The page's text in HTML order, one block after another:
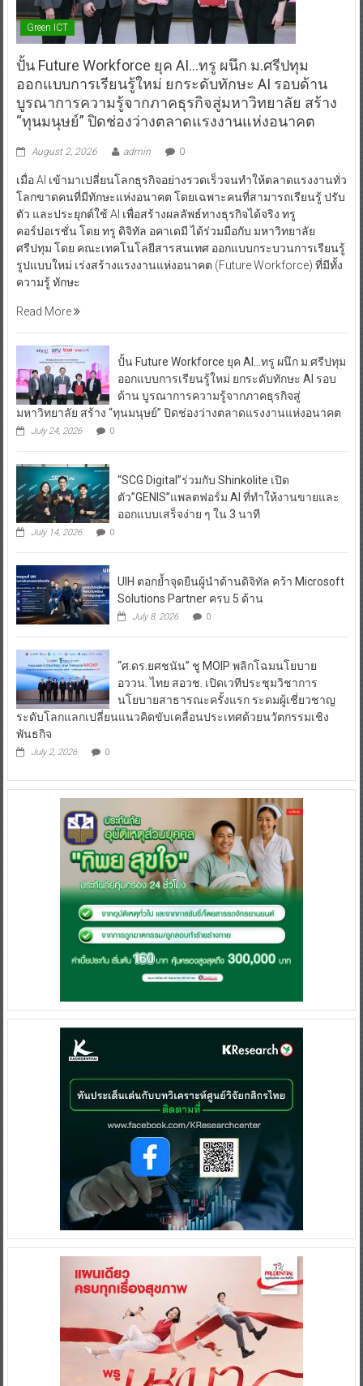
Green ICT
ปั้น Future Workforce ยุค AI…ทรู ผนึก ม.ศรีปทุม
ออกแบบการเรียนรู้ใหม่ ยกระดับทักษะ AI รอบด้าน
บูรณาการความรู้จากภาคธุรกิจสู่มหาวิทยาลัย สร้าง
“ทุนมนุษย์” ปิดช่องว่างตลาดแรงงานแห่งอนาคต
August 2, 2026 admin 0
เมื่อ AI เข้ามาเปลี่ยนโลกธุรกิจอย่างรวดเร็วจนทำให้ตลาดแรงงานทั่ว
โลกขาดคนที่มีทักษะแห่งอนาคต โดยเฉพาะคนที่สามารถเรียนรู้ ปรับ
ตัว และประยุกต์ใช้ AI เพื่อสร้างผลลัพธ์ทางธุรกิจได้จริง ทรู
คอร์ปอเรชั่น โดย ทรู ดิจิทัล อคาเดมี ได้ร่วมมือกับ มหาวิทยาลัย
ศรีปทุม โดย คณะเทคโนโลยีสารสนเทศ ออกแบบกระบวนการเรียนรู้
รูปแบบใหม่ เร่งสร้างแรงงานแห่งอนาคต (Future Workforce) ที่มีทั้ง
ความรู้ ทักษะ
Read More
ปั้น Future Workforce ยุค AI…ทรู ผนึก ม.ศรีปทุม
ออกแบบการเรียนรู้ใหม่ ยกระดับทักษะ AI รอบ
ด้าน บูรณาการความรู้จากภาคธุรกิจสู่
มหาวิทยาลัย สร้าง “ทุนมนุษย์” ปิดช่องว่างตลาดแรงงานแห่งอนาคต
July 24, 2026 0
“SCG Digital”ร่วมกับ Shinkolite เปิด
ตัว”GENIS”แพลตฟอร์ม AI ที่ทำให้งานขายและ
ออกแบบเสร็จง่าย ๆ ใน 3 นาที
July 14, 2026 0
UIH ตอกย้ำจุดยืนผู้นำด้านดิจิทัล คว้า Microsoft
Solutions Partner ครบ 5 ด้าน
July 8, 2026 0
“ศ.ดร.ยศชนัน” ชู MOIP พลิกโฉมนโยบาย
อววน. ไทย สอวช. เปิดเวทีประชุมวิชาการ
นโยบายสาธารณะครั้งแรก ระดมผู้เชี่ยวชาญ
ระดับโลกแลกเปลี่ยนแนวคิดขับเคลื่อนประเทศด้วยนวัตกรรมเชิง
พันธกิจ
July 2, 2026 0